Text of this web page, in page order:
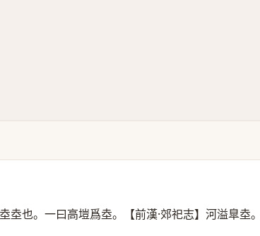
坴也。一曰高塏爲坴。【前漢·郊祀志】河溢臯坴